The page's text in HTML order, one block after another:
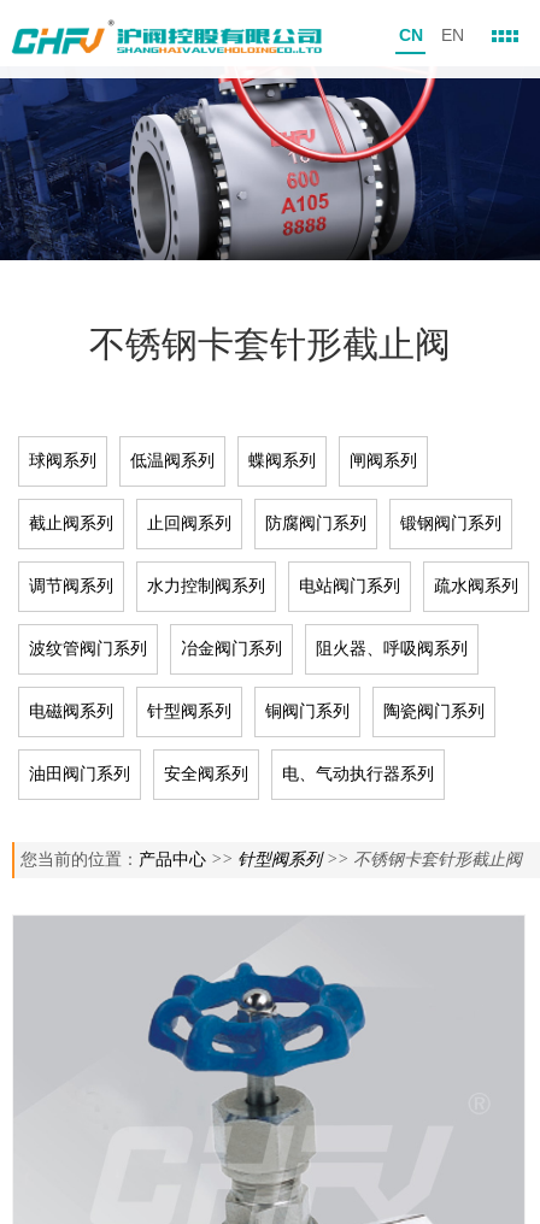
CN EN
不锈钢卡套针形截止阀
球阀系列 低温阀系列 蝶阀系列 闸阀系列
截止阀系列 止回阀系列 防腐阀门系列 锻钢阀门系列
调节阀系列 水力控制阀系列 电站阀门系列 疏水阀系列
波纹管阀门系列 冶金阀门系列 阻火器、呼吸阀系列
电磁阀系列 针型阀系列 铜阀门系列 陶瓷阀门系列
油田阀门系列 安全阀系列 电、气动执行器系列
您当前的位置： 产品中心 >> 针型阀系列>> 不锈钢卡套针形截止阀